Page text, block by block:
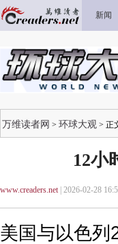
新闻
万维读者网 > 环球大观 > 正
12小
www.creaders.net| 2026-02-28
美国与以色列